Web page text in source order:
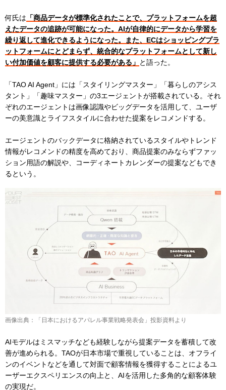
何氏は 「商品データが標準化されたことで、プラットフォームを超
えたデータの追跡が可能になった。AIが自律的にデータから学習を
繰り返して進化できるようになった。また、ECはショッピングプラ
ットフォームにとどまらず、統合的なプラットフォームとして新し
い付加価値を顧客に提供する必要がある」 と語った。
「TAO AI Agent」には「スタイリングマスター」「暮らしのアシス
タント」「趣味マスター」の3エージェントが搭載されている。それ
ぞれのエージェントは画像認識やビッグデータを活用して、ユーザ
ーの美意識とライフスタイルに合わせた提案をレコメンドする。
エージェントのバックデータに格納されているスタイルやトレンド
情報がレコメンドの精度を高めており、商品提案のみならずファッ
ション用語の解説や、コーディネートカレンダーの提案などもでき
るという。
画像出典：「日本におけるアパレル事業戦略発表会」投影資料より
AIモデルはミスマッチなども経験しながら提案データを蓄積して改
善が進められる。TAOが日本市場で重視していることは、オフライ
ンのイベントなどを通して対面で顧客情報を獲得することによるユ
ーザーエクスペリエンスの向上と、AIを活用した多角的な顧客体験
の実現だ。